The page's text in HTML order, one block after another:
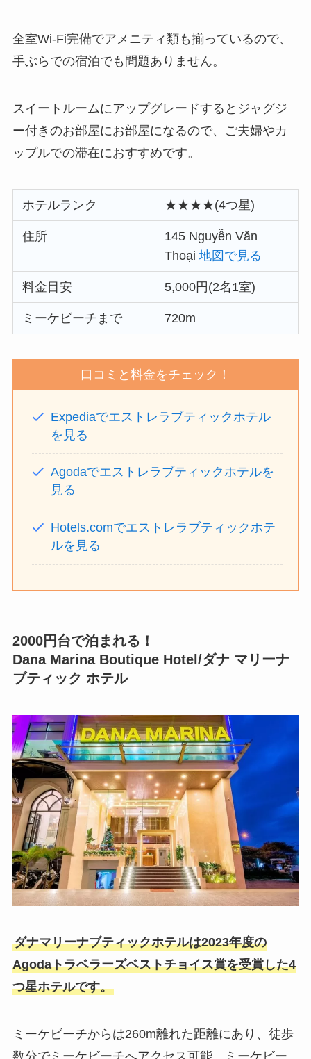
全室Wi-Fi完備でアメニティ類も揃っているので、
手ぶらでの宿泊でも問題ありません。
スイートルームにアップグレードするとジャグジ
ー付きのお部屋にお部屋になるので、ご夫婦やカ
ップルでの滞在におすすめです。
ホテルランク ★★★★(4つ星)
住所
145 Nguyễn Văn
Thoại地図で見る
料金目安 5,000円(2名1室)
ミーケビーチまで 720m
口コミと料金をチェック！
Expediaでエストレラブティックホテル
を見る
Agodaでエストレラブティックホテルを
見る
Hotels.comでエストレラブティックホテ
ルを見る
2000円台で泊まれる！
Dana Marina Boutique Hotel/ダナ マリーナ
ブティック ホテル
ダナマリーナブティックホテルは2023年度の
Agodaトラベラーズベストチョイス賞を受賞した4
つ星ホテルです。
ミーケビーチからは260m離れた距離にあり、徒歩
数分でミーケビーチへアクセス可能。ミーケビー